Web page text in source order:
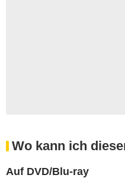
Wo kann ich
Auf DVD/Blu-ray